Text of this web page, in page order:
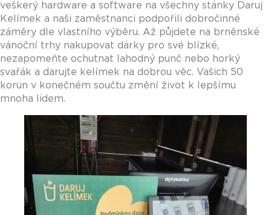
veškerý hardware a software na všechny stánky Daruj
Kelímek a naši zaměstnanci podpořili dobročinné
záměry dle vlastního výběru. Až půjdete na brněnské
vánoční trhy nakupovat dárky pro své blízké,
nezapomeňte ochutnat lahodný punč nebo horký
svařák a darujte kelímek na dobrou věc. Vašich 50
korun v konečném součtu změní život k lepšímu
mnoha lidem.